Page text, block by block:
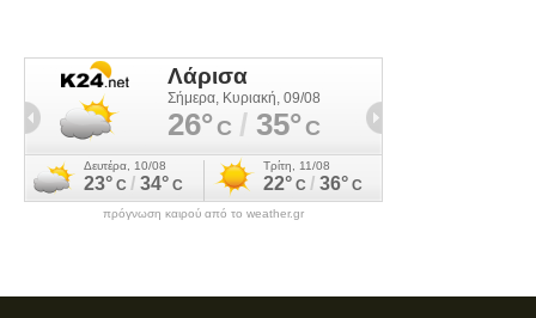
πρόγνωση καιρού από το weather.gr